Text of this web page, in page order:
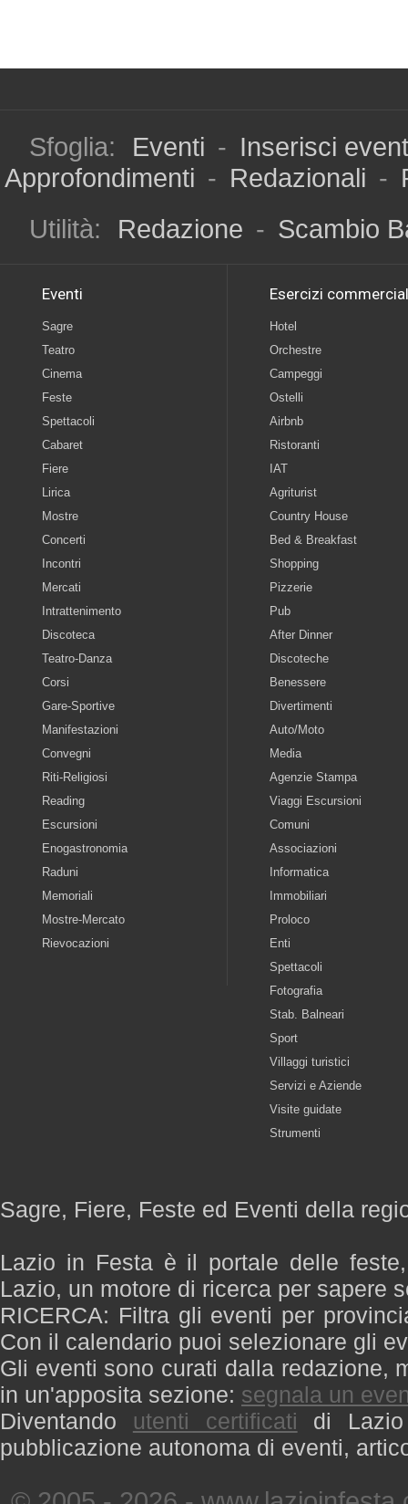
Sfoglia: Eventi - Inserisci
Approfondimenti - Redazionali -
Utilità:
Redazione - Scambio
Eventi
Sagre
Teatro
Cinema
Feste
Spettacoli
Cabaret
Fiere
Lirica
Mostre
Concerti
Incontri
Mercati
Intrattenimento
Discoteca
Teatro-Danza
Corsi
Gare-Sportive
Manifestazioni
Convegni
Riti-Religiosi
Reading
Escursioni
Enogastronomia
Raduni
Memoriali
Mostre-Mercato
Rievocazioni
Esercizi
Hotel
Orchestre
Campeggi
Ostelli
Airbnb
Ristoranti
IAT
Agriturist
Country House
Bed & Breakfast
Shopping
Pizzerie
Pub
After Dinner
Discoteche
Benessere
Divertimenti
Auto/Moto
Media
Agenzie Stampa
Viaggi Escursioni
Comuni
Associazioni
Informatica
Immobiliari
Proloco
Enti
Spettacoli
Fotografia
Stab. Balneari
Sport
Villaggi turistici
Servizi e Aziende
Visite guidate
Strumenti
Sagre, Fiere, Feste ed Eventi della
Lazio in Festa è il portale delle
Lazio, un motore di ricerca per sapere
RICERCA: Filtra gli eventi per
Con il calendario puoi selezionare gli
Gli eventi sono curati dalla redazione,
in un'apposita sezione: segnala un
Diventando utenti certificati di
pubblicazione autonoma di eventi,